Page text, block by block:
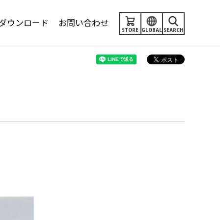
SEARCH
GLOBAL
STORE
ウンロード お問い合わせ